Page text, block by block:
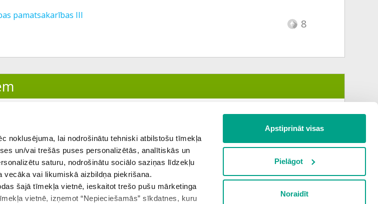
noklusējuma, lai nodrošinātu tehniski atbilstošu tīmekļa
un/vai trešās puses personalizētās, analītiskās un
saturu, nodrošinātu sociālo saziņas līdzekļu
vai likumiskā aizbildņa piekrišana.
šajā tīmekļa vietnē, ieskaitot trešo pušu mārketinga
vietnē, izņemot “Nepieciešamās” sīkdatnes, kuru
Apstiprināt visas
Pielāgot
Noraidīt
pamatsakarības III
8
Visas tēmas Nākamā tēma